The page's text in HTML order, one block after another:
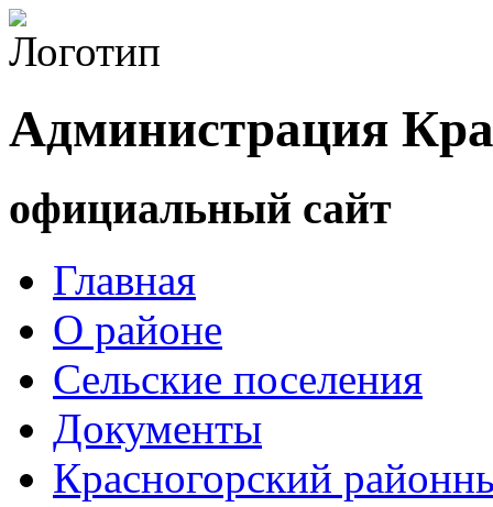
Администрация
официальный сайт
Главная
О районе
Сельские поселения
Документы
Красногорский